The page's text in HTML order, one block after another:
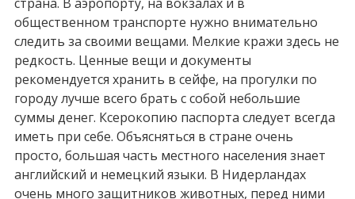
общественном транспорте нужно внимательно
следить за своими вещами. Мелкие кражи здесь не
редкость. Ценные вещи и документы
рекомендуется хранить в сейфе, на прогулки по
городу лучше всего брать с собой небольшие
суммы денег. Ксерокопию паспорта следует всегда
иметь при себе. Объясняться в стране очень
просто, большая часть местного населения знает
английский и немецкий языки. В Нидерландах
очень много защитников животных, перед ними